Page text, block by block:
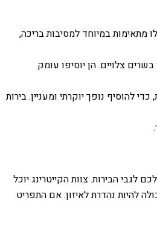
מתאימות במיוחד למסיבות בריכה,
צלויים. הן יוסיפו עומק
להוסיף נופך יוקרתי ומעניין. בירות
לגבי הבירות. צוות הקייטרינג יוכל
להיות נהדרת לאיזון. אם התפריט